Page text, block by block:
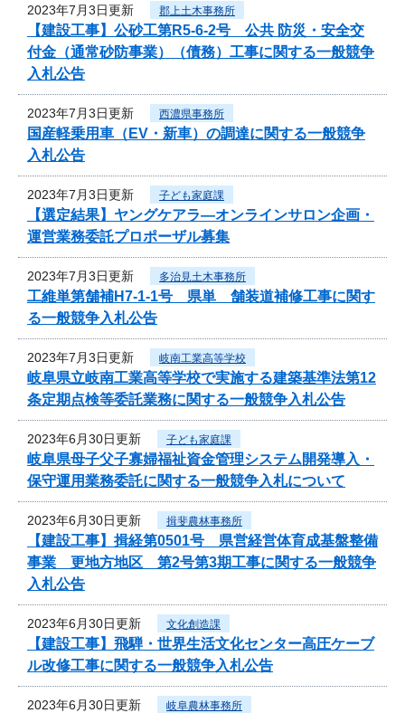
2023年7月3日更新 郡上土木事務所
【建設工事】公砂工第R5-6-2号 公共 防災・安全交
付金（通常砂防事業）（債務）工事に関する一般競争
入札公告
2023年7月3日更新 西濃県事務所
国産軽乗用車（EV・新車）の調達に関する一般競争
入札公告
2023年7月3日更新 子ども家庭課
【選定結果】ヤングケアラ―オンラインサロン企画・
運営業務委託プロポーザル募集
2023年7月3日更新 多治見土木事務所
工維単第舗補H7-1-1号 県単 舗装道補修工事に関す
る一般競争入札公告
2023年7月3日更新 岐南工業高等学校
岐阜県立岐南工業高等学校で実施する建築基準法第12
条定期点検等委託業務に関する一般競争入札公告
2023年6月30日更新 子ども家庭課
岐阜県母子父子寡婦福祉資金管理システム開発導入・
保守運用業務委託に関する一般競争入札について
2023年6月30日更新 揖斐農林事務所
【建設工事】揖経第0501号 県営経営体育成基盤整備
事業 更地方地区 第2号第3期工事に関する一般競争
入札公告
2023年6月30日更新 文化創造課
【建設工事】飛騨・世界生活文化センター高圧ケーブ
ル改修工事に関する一般競争入札公告
2023年6月30日更新 岐阜農林事務所